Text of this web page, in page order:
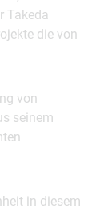
Takeda
die von
von
seinem
in diesem